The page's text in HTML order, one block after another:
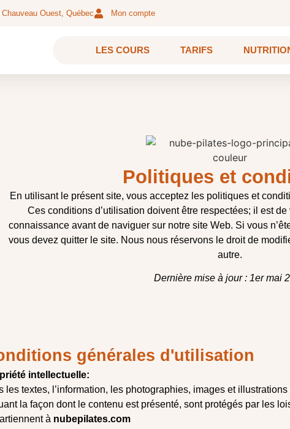
Ouest, Québec Mon compte
LES COURS TARIFS
Politiques et
En utilisant le présent site, vous acceptez les politiques et
Ces conditions d’utilisation doivent être respectées; il est
connaissance avant de naviguer sur notre site Web. Si vous
vous devez quitter le site. Nous nous réservons le droit de
autre.
Dernière mise à jour : 1er mai
générales d'utilisation
intellectuelle:
les textes, l’information, les photographies, images et
la façon dont le contenu est présenté, sont protégés par les
à nubepilates.com